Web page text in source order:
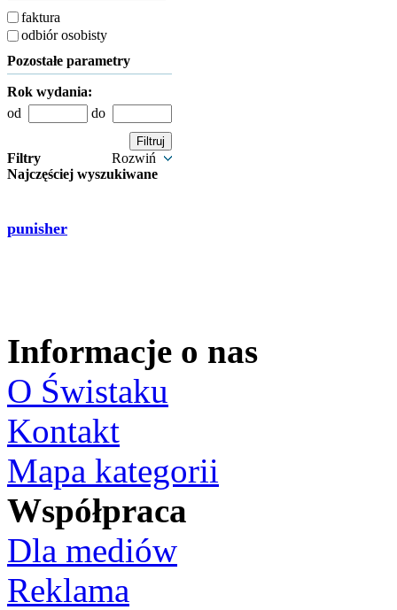
faktura
odbiór osobisty
Pozostałe parametry
Rok wydania:
od
do
Filtry
Rozwiń
Najczęściej wyszukiwane
punisher
Informacje o nas
O Świstaku
Kontakt
Mapa kategorii
Współpraca
Dla mediów
Reklama